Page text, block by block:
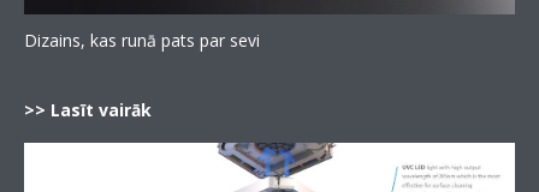
Dizains, kas runā pats par sevi
>> Lasīt vairāk